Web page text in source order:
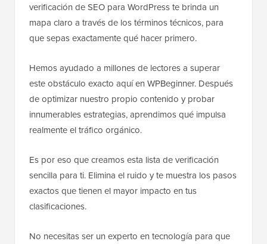
verificación de SEO para WordPress te brinda un
mapa claro a través de los términos técnicos, para
que sepas exactamente qué hacer primero.
Hemos ayudado a millones de lectores a superar
este obstáculo exacto aquí en WPBeginner. Después
de optimizar nuestro propio contenido y probar
innumerables estrategias, aprendimos qué impulsa
realmente el tráfico orgánico.
Es por eso que creamos esta lista de verificación
sencilla para ti. Elimina el ruido y te muestra los pasos
exactos que tienen el mayor impacto en tus
clasificaciones.
No necesitas ser un experto en tecnología para que